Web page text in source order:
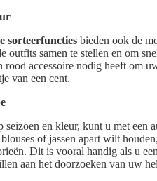
sorteerfuncties bieden ook de
outfits samen te stellen en om
rood accessoire nodig heeft om
van een cent.
seizoen en kleur, kunt u met
of jassen apart wilt
Dit is vooral handig als u
aan het doorzoeken van uw